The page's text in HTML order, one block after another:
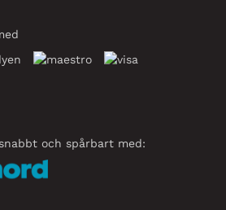
och spårbart med: